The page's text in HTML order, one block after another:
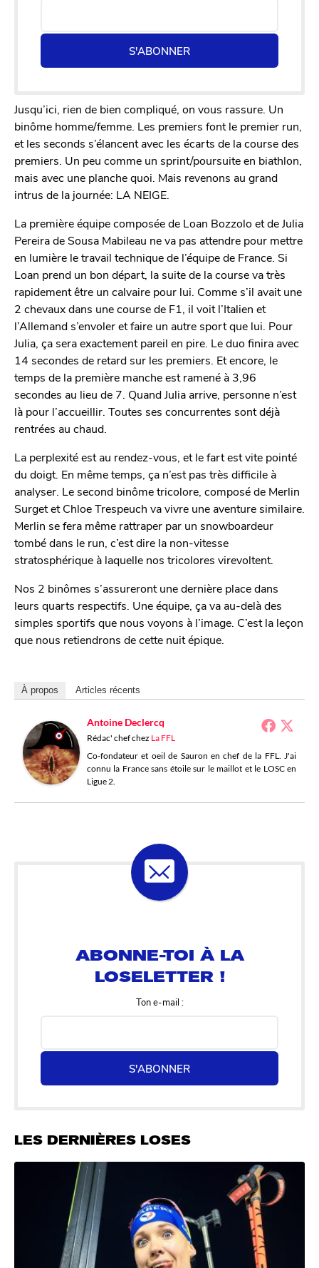
S'ABONNER
Jusqu’ici, rien de bien compliqué, on vous rassure. Un
binôme homme/femme. Les premiers font le premier run,
et les seconds s’élancent avec les écarts de la course des
premiers. Un peu comme un sprint/poursuite en biathlon,
mais avec une planche quoi. Mais revenons au grand
intrus de la journée: LA NEIGE.
La première équipe composée de Loan Bozzolo et de Julia
Pereira de Sousa Mabileau ne va pas attendre pour mettre
en lumière le travail technique de l’équipe de France. Si
Loan prend un bon départ, la suite de la course va très
rapidement être un calvaire pour lui. Comme s’il avait une
2 chevaux dans une course de F1, il voit l’Italien et
l’Allemand s’envoler et faire un autre sport que lui. Pour
Julia, ça sera exactement pareil en pire. Le duo finira avec
14 secondes de retard sur les premiers. Et encore, le
temps de la première manche est ramené à 3,96
secondes au lieu de 7. Quand Julia arrive, personne n’est
là pour l’accueillir. Toutes ses concurrentes sont déjà
rentrées au chaud.
La perplexité est au rendez-vous, et le fart est vite pointé
du doigt. En même temps, ça n’est pas très difficile à
analyser. Le second binôme tricolore, composé de Merlin
Surget et Chloe Trespeuch va vivre une aventure similaire.
Merlin se fera même rattraper par un snowboardeur
tombé dans le run, c’est dire la non-vitesse
stratosphérique à laquelle nos tricolores virevoltent.
Nos 2 binômes s’assureront une dernière place dans
leurs quarts respectifs. Une équipe, ça va au-delà des
simples sportifs que nous voyons à l’image. C’est la leçon
que nous retiendrons de cette nuit épique.
À propos Articles récents
Antoine Declercq
Rédac' chefchez La FFL
Co-fondateur et oeil de Sauron en chef de la FFL. J'ai
connu la France sans étoile sur le maillot et le LOSC en
Ligue 2.
Ton e-mail :
S'ABONNER
LES DERNIÈRES LOSES